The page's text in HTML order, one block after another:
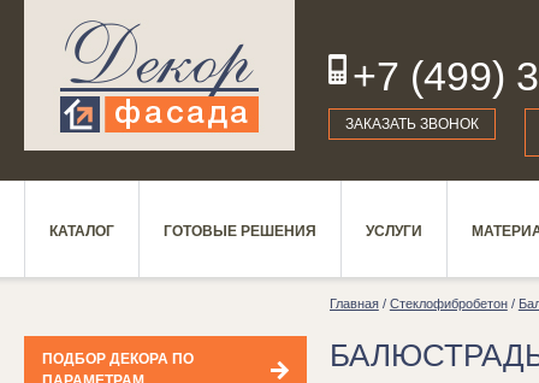
+7 (499)
19
ЗАКАЗАТЬ ЗВОНОК
КАТАЛОГ ГОТОВЫЕ РЕШЕНИЯ УСЛУГИ
ПОДБОР ДЕКОРА ПО
Главная/ Стеклофибробетон/